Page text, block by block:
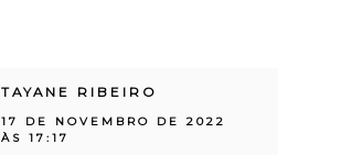
TAYANE RIBEIRO
17 DE NOVEMBRO DE 2022
ÀS 17:17